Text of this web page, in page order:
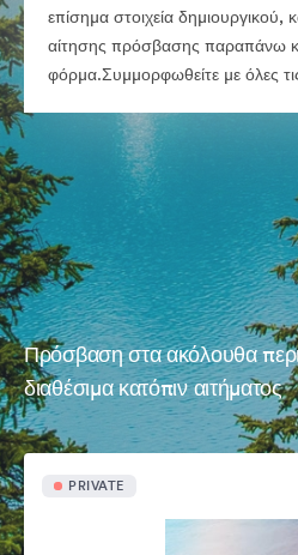
επίσημα στοιχεία δημιουργικού,
αίτησης πρόσβασης παραπάνω
φόρμα.Συμμορφωθείτε με όλες
Πρόσβαση στα ακόλουθα
διαθέσιμα κατόπιν αιτήματος
PRIVATE